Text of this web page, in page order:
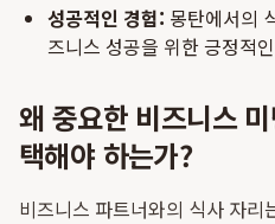
성공적인 경험: 몽탄에서의
즈니스 성공을 위한 긍정적
왜 중요한 비즈니스
택해야 하는가?
비즈니스 파트너와의 식사 자리